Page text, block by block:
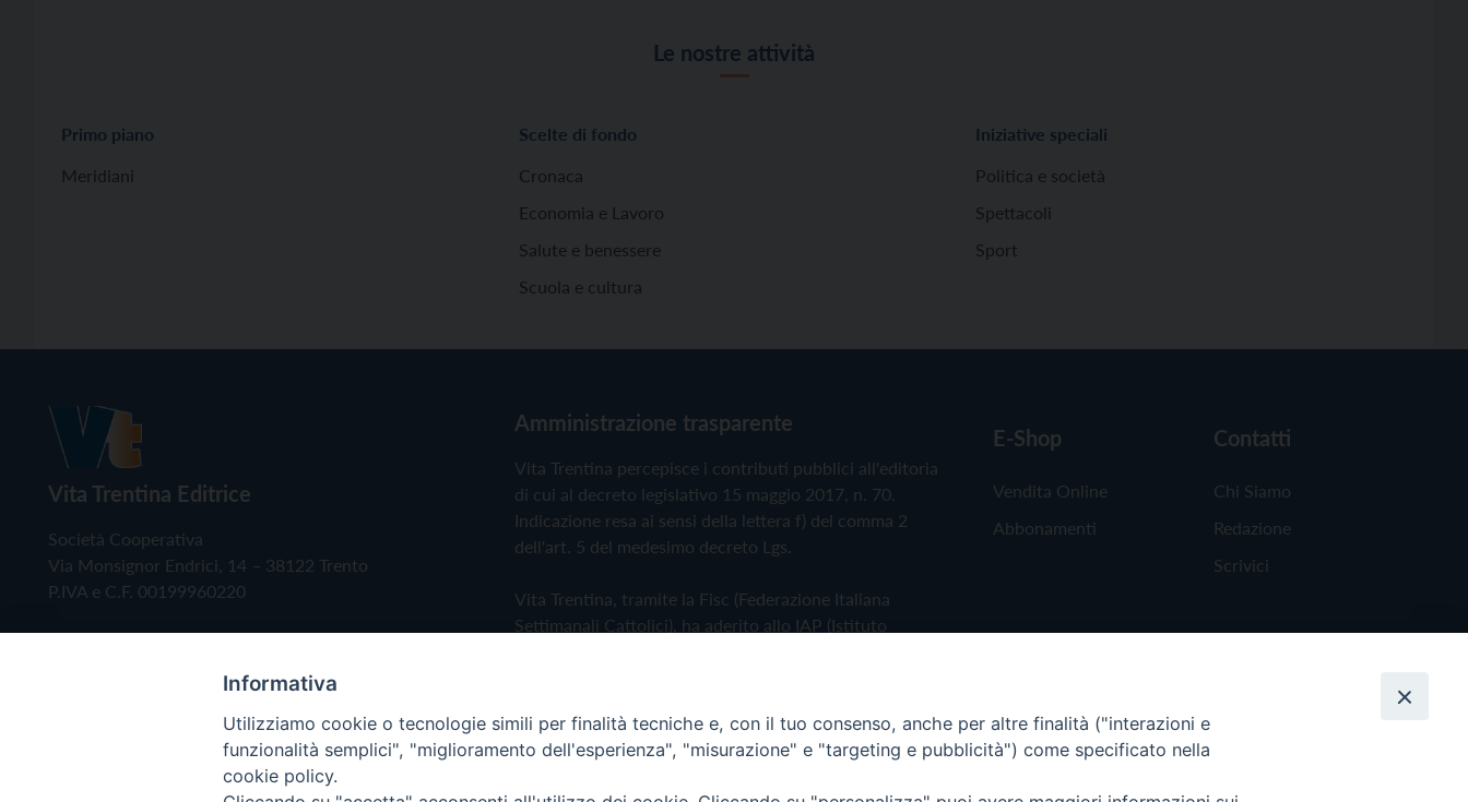
Le nostre attività
Primo piano
Meridiani
Scelte di fondo
Cronaca
Economia e Lavoro
Salute e benessere
Scuola e cultura
Iniziative speciali
Politica e società
Spettacoli
Sport
Vita Trentina Editrice
Società Cooperativa
Via Monsignor Endrici, 14 – 38122 Trento
P.IVA e C.F. 00199960220
Amministrazione trasparente
Vita Trentina percepisce i contributi pubblici all'editoria
di cui al decreto legislativo 15 maggio 2017, n. 70.
Indicazione resa ai sensi della lettera f) del comma 2
dell'art. 5 del medesimo decreto Lgs.
Vita Trentina, tramite la Fisc (Federazione Italiana
Settimanali Cattolici), ha aderito allo IAP (Istituto
Privacy Policy Cookie Policy
E-Shop
Vendita Online
Abbonamenti
Contatti
Chi Siamo
Redazione
Scrivici
Informativa
Utilizziamo cookie o tecnologie simili per finalità tecniche e, con il tuo consenso, anche per altre finalità ("interazioni e
funzionalità semplici", "miglioramento dell'esperienza", "misurazione" e "targeting e pubblicità") come specificato nella
cookie policy.